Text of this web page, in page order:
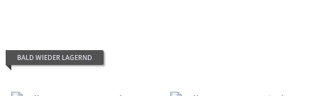
BALD WIEDER LAGERND